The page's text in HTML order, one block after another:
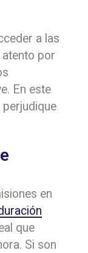
a las
por
En este
en
que
Si son